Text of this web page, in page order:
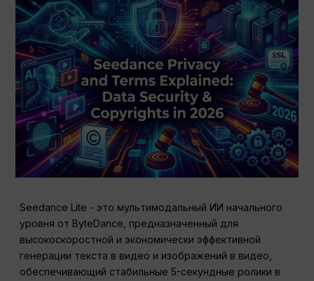
Seedance Lite - это мультимодальный ИИ начального
уровня от ByteDance, предназначенный для
высокоскоростной и экономически эффективной
генерации текста в видео и изображений в видео,
обеспечивающий стабильные 5-секундные ролики в